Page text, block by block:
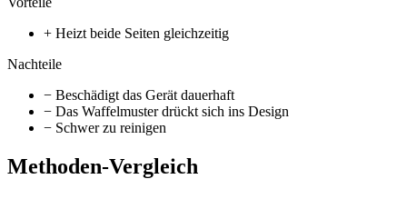
+ Heizt beide Seiten gleichzeitig
Nachteile
− Beschädigt das Gerät dauerhaft
− Das Waffelmuster drückt sich ins Design
− Schwer zu reinigen
Methoden-Vergleich